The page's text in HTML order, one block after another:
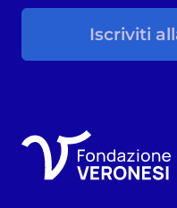
Iscriviti